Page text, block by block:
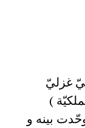
غزليّ
)
بينه و